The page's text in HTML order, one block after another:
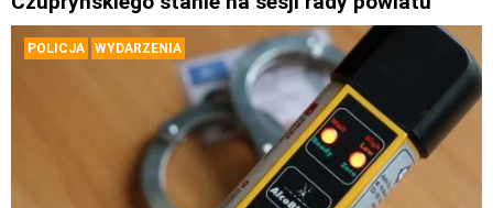
POLICJA WYDARZENIA